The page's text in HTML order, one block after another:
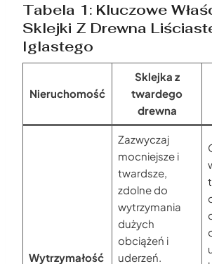
Tabela 1: Kluczowe
Sklejki Z Drewna
Iglastego
Nieruchomość
Sklejka z
twardego
drewna
Wytrzymałość
Zazwyczaj
mocniejsze i
twardsze,
zdolne do
wytrzymania
dużych
obciążeń i
uderzeń.